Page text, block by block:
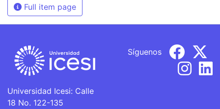
Full item page
Universidad Icesi: Calle
18 No. 122-135
Síguenos